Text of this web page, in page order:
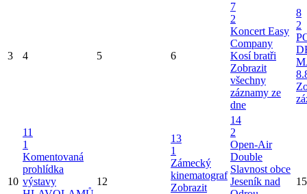
3 4 5 6
7
2
Koncert Easy
Company
Kosí bratři
Zobrazit
všechny
záznamy ze
dne
8
2
10
11
1
Komentovaná
prohlídka
výstavy
12
13
1
Zámecký
kinematograf
Zobrazit
14
2
Open-Air
Double
Slavnost obce
Jeseník nad
15